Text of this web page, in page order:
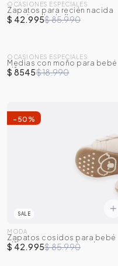
-50%
OCASIONES ESPECIALES
Zapatos para recién nacida
con detalle de flores
$ 42.995$ 85.990
-55%
OCASIONES ESPECIALES
Medias con moño para bebé
niña
$ 8545$ 18.990
- 50 %
SALE
MODA
Zapatos cosidos para bebé
niño con correas de velcro
$ 42.995$ 85.990